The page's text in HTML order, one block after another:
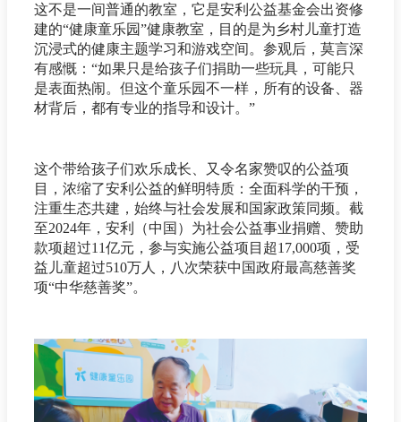
这不是一间普通的教室，它是安利公益基金会出资修
建的“健康童乐园”健康教室，目的是为乡村儿童打造
沉浸式的健康主题学习和游戏空间。参观后，莫言深
有感慨：“如果只是给孩子们捐助一些玩具，可能只
是表面热闹。但这个童乐园不一样，所有的设备、器
材背后，都有专业的指导和设计。”
这个带给孩子们欢乐成长、又令名家赞叹的公益项
目，浓缩了安利公益的鲜明特质：全面科学的干预，
注重生态共建，始终与社会发展和国家政策同频。截
至2024年，安利（中国）为社会公益事业捐赠、赞助
款项超过11亿元，参与实施公益项目超17,000项，受
益儿童超过510万人，八次荣获中国政府最高慈善奖
项“中华慈善奖”。